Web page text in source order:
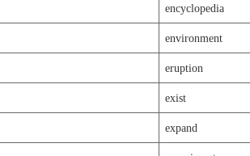
encyclopedia
environment
eruption
exist
expand